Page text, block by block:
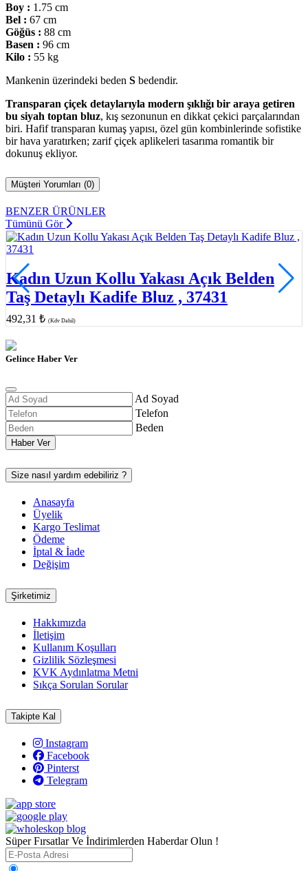
Boy : 1.75 cm
Bel : 67 cm
Göğüs : 88 cm
Basen : 96 cm
Kilo : 55 kg
Mankenin üzerindeki beden S bedendir.
Transparan çiçek detaylarıyla modern şıklığı bir araya getiren
bu siyah toptan bluz, kış sezonunun en dikkat çekici parçalarından
biri. Hafif transparan kumaş yapısı, özel gün kombinlerinde sofistike
bir hava yaratırken; zarif çiçek aplikeleri tasarıma romantik bir
dokunuş ekliyor.
Müşteri Yorumları (0)
BENZER ÜRÜNLER
Tümünü Gör
Kadın Uzun Kollu Yakası Açık Belden
Taş Detaylı Kadife Bluz , 37431
492,31 ₺ (Kdv Dahil)
Gelince Haber Ver
Ad Soyad
Telefon
Beden
Haber Ver
Size nasıl yardım edebiliriz ?
Anasayfa
Üyelik
Kargo Teslimat
Ödeme
İptal & İade
Değişim
Şirketimiz
Hakkımızda
İletişim
Kullanım Koşulları
Gizlilik Sözleşmesi
KVK Aydınlatma Metni
Sıkça Sorulan Sorular
Takipte Kal
Instagram
Facebook
Pinterst
Telegram
Süper Fırsatlar Ve İndirimlerden Haberdar Olun !